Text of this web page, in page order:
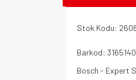
Stok Kodu:
Barkod:
Bosch - Expert